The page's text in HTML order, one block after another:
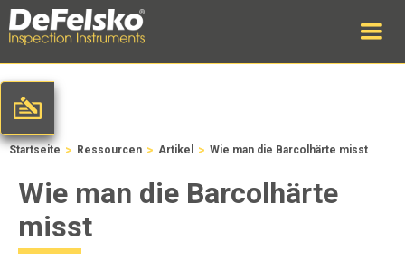
Startseite > Ressourcen > Artikel > Wie man die Barcolhärte misst
Wie man die Barcolhärte
misst